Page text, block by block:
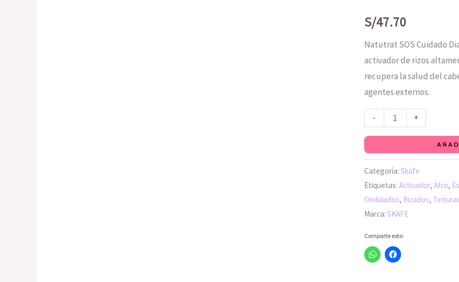
S/47.70
Natutrat SOS Cuidado
activador de rizos
recupera la salud del
agentes externos.
-
Mantenimiento
Intensivo
Cuidado
Diario
300ml
-
SKAFE
cantidad
+
Categoría: Skafe
Etiquetas: Activador, Afro,
Ondulados, Rizados,
Marca: SKAFE
Comparte esto: